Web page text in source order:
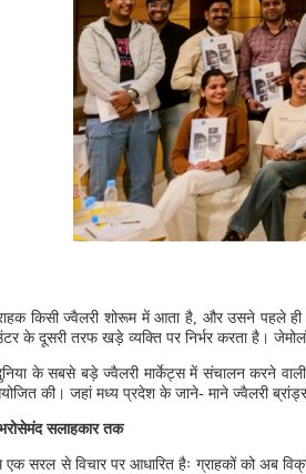
किसी ज्वैलरी शोरूम में आता है, और उसने पहले ही
के दूसरी तरफ खड़े व्यक्ति पर निर्भर करता है।
के सबसे बड़े ज्वैलरी मार्केट्स में संचालन करने वाली
की। जहां मध्य प्रदेश के जाने- माने ज्वैलरी
सलाहकार तक
एक सरल से विचार पर आधारित हैः ग्राहकों को अब